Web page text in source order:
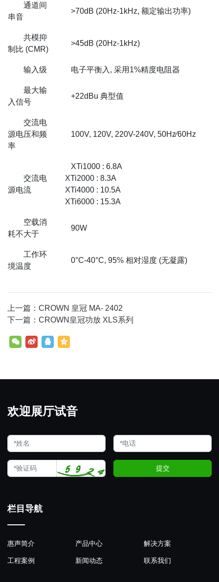
通道间
串音
>70dB (20Hz-1kHz, 额定输出功率)
共模抑
制比 (CMR)
>45dB (20Hz-1kHz)
输入级 电子平衡入, 采用1%精度电阻器
最大输
入信号
+22dBu 典型值
交流电
源电压和频
率
100V, 120V, 220V-240V, 50Hz⁄60Hz
交流电
源电流
XTi1000 : 6.8A
XTi2000 : 8.3A
XTi4000 : 10.5A
XTi6000 : 15.3A
空载消
耗不大于
90W
工作环
境温度
0°C-40°C, 95% 相对湿度 (无凝露)
上一篇：CROWN 皇冠 MA- 2402
下一篇：CROWN皇冠功放 XLS系列
欢迎展厅试音
提交
栏目导航
惠声简介 产品中心 解决方案
工程案例 新闻动态 联系我们